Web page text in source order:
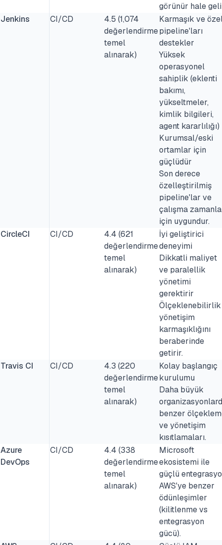
görünür hale
Jenkins
CI/CD
4.5 (1,074
değerlendirme
temel
alınarak)
Karmaşık ve
pipeline'ları
destekler
Yüksek
operasyonel
sahiplik (eklenti
bakımı,
yükseltmeler,
kimlik bilgileri,
agent kararlılığı)
Kurumsal/eski
ortamlar için
güçlüdür
Son derece
özelleştirilmiş
pipeline'lar ve
çalışma
için uygundur.
CircleCI
CI/CD
4.4 (621
değerlendirme
temel
alınarak)
İyi geliştirici
deneyimi
Dikkatli maliyet
ve paralellik
yönetimi
gerektirir
Ölçeklenebilirlik
yönetişim
karmaşıklığını
beraberinde
getirir.
Travis CI
CI/CD
4.3 (220
değerlendirme
temel
alınarak)
Kolay başlangıç
kurulumu
Daha büyük
benzer
ve yönetişim
kısıtlamaları.
Azure
DevOps
CI/CD
4.4 (338
değerlendirme
temel
alınarak)
Microsoft
ekosistemi ile
güçlü
AWS'ye benzer
ödünleşimler
(kilitlenme vs
entegrasyon
gücü).